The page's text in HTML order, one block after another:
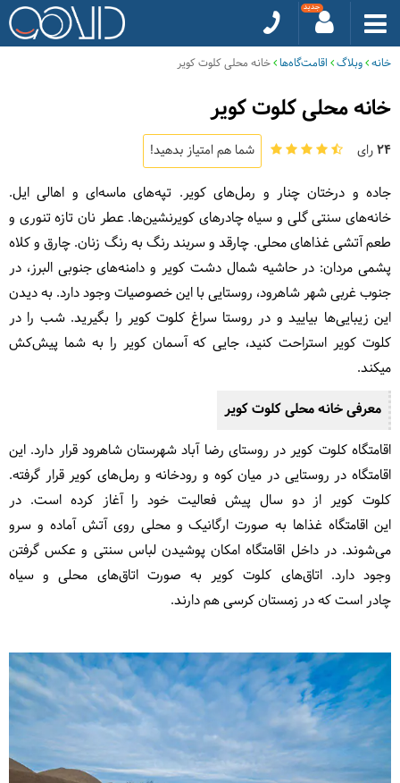
خانه وبلاگ اقامت‌گاه‌ها خانه محلی کلوت کویر
خانه محلی کلوت کویر
24رای شما هم امتیاز بدهید!
جاده و درختان چنار و رمل‌های کویر. تپه‌های ماسه‌ای و اهالی ایل.
خانه‌های سنتی گلی و سیاه چادرهای کویرنشین‌ها. عطر نان تازه تنوری و
طعم آتشی غذاهای محلی. چارقد و سربند رنگ به رنگ زنان. چارق و کلاه
پشمی مردان: در حاشیه شمال دشت کویر و دامنه‌های جنوبی البرز، در
جنوب غربی شهر شاهرود، روستایی با این خصوصیات وجود دارد. به دیدن
این زیبایی‌ها بیایید و در روستا سراغ کلوت کویر را بگیرید. شب را در
کلوت کویر استراحت کنید، جایی که آسمان کویر را به شما پیش‌کش
می‎کند.
معرفی خانه محلی کلوت کویر
اقامتگاه کلوت کویر در روستای رضا آباد شهرستان شاهرود قرار دارد. این
اقامتگاه در روستایی در میان کوه و رودخانه و رمل‌های کویر قرار گرفته.
کلوت کویر از دو سال پیش فعالیت خود را آغاز کرده است. در
این اقامتگاه غذاها به صورت ارگانیک و محلی روی آتش آماده و سرو
می‌شوند. در داخل اقامتگاه امکان پوشیدن لباس سنتی و عکس گرفتن
وجود دارد. اتاق‌های کلوت کویر به صورت اتاق‌های محلی و سیاه
چادر است که در زمستان کرسی هم دارند.